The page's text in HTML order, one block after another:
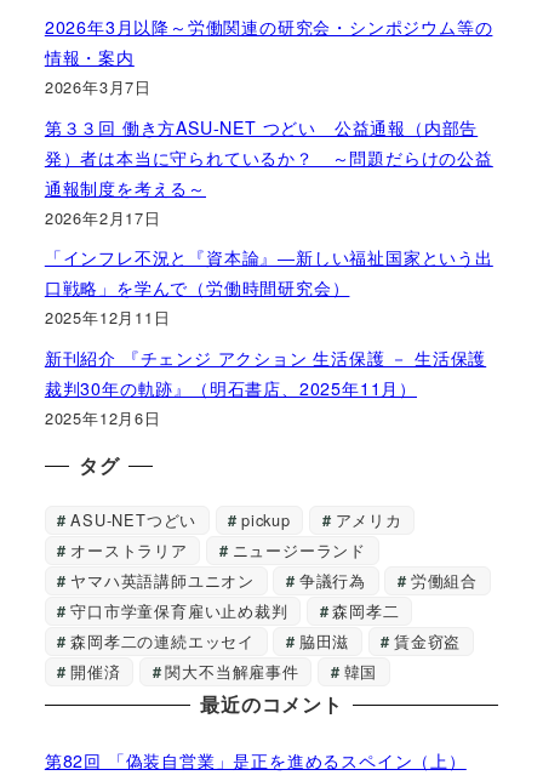
2026年3月以降～労働関連の研究会・シンポジウム等の
情報・案内
2026年3月7日
第３３回 働き方ASU-NET つどい 公益通報（内部告
発）者は本当に守られているか？ ～問題だらけの公益
通報制度を考える～
2026年2月17日
「インフレ不況と『資本論』―新しい福祉国家という出
口戦略」を学んで（労働時間研究会）
2025年12月11日
新刊紹介 『チェンジ アクション 生活保護 － 生活保護
裁判30年の軌跡』（明石書店、2025年11月）
2025年12月6日
タグ
ASU-NETつどい pickup
アメリカ
オーストラリア
ニュージーランド
ヤマハ英語講師ユニオン
争議行為
労働組合
守口市学童保育雇い止め裁判
森岡孝二
森岡孝二の連続エッセイ
脇田滋
賃金窃盗
開催済
関大不当解雇事件 韓国
最近のコメント
第82回 「偽装自営業」是正を進めるスペイン（上）